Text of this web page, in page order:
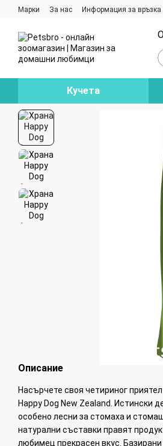
Премини към основното съдържание
Марки За нас Информация за връзка
Кучета
Описание
Насърчете своя четириног
Happy Dog New Zealand. Истински
особено лесни за стомаха и
натурални съставки правят
любимец прекрасен вкус.